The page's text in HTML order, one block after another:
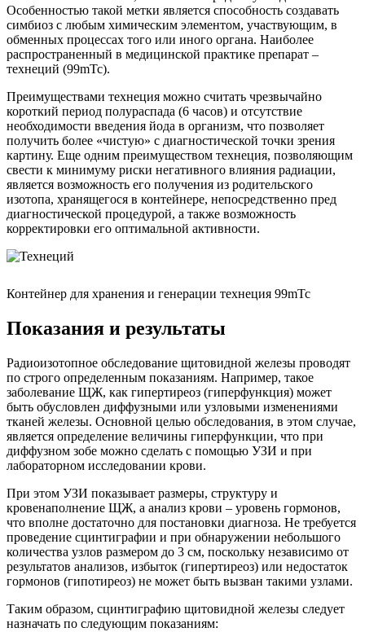
Особенностью такой метки является способность создавать
симбиоз с любым химическим элементом, участвующим, в
обменных процессах того или иного органа. Наиболее
распространенный в медицинской практике препарат –
технеций (99mТс).
Преимуществами технеция можно считать чрезвычайно
короткий период полураспада (6 часов) и отсутствие
необходимости введения йода в организм, что позволяет
получить более «чистую» с диагностической точки зрения
картину. Еще одним преимуществом технеция, позволяющим
свести к минимуму риски негативного влияния радиации,
является возможность его получения из родительского
изотопа, хранящегося в контейнере, непосредственно пред
диагностической процедурой, а также возможность
корректировки его оптимальной активности.
Контейнер для хранения и генерации технеция 99mТс
Показания и результаты
Радиоизотопное обследование щитовидной железы проводят
по строго определенным показаниям. Например, такое
заболевание ЩЖ, как гипертиреоз (гиперфункция) может
быть обусловлен диффузными или узловыми изменениями
тканей железы. Основной целью обследования, в этом случае,
является определение величины гиперфункции, что при
диффузном зобе можно сделать с помощью УЗИ и при
лабораторном исследовании крови.
При этом УЗИ показывает размеры, структуру и
кровенаполнение ЩЖ, а анализ крови – уровень гормонов,
что вполне достаточно для постановки диагноза. Не требуется
проведение сцинтиграфии и при обнаружении небольшого
количества узлов размером до 3 см, поскольку независимо от
результатов анализов, избыток (гипертиреоз) или недостаток
гормонов (гипотиреоз) не может быть вызван такими узлами.
Таким образом, сцинтиграфию щитовидной железы следует
назначать по следующим показаниям: